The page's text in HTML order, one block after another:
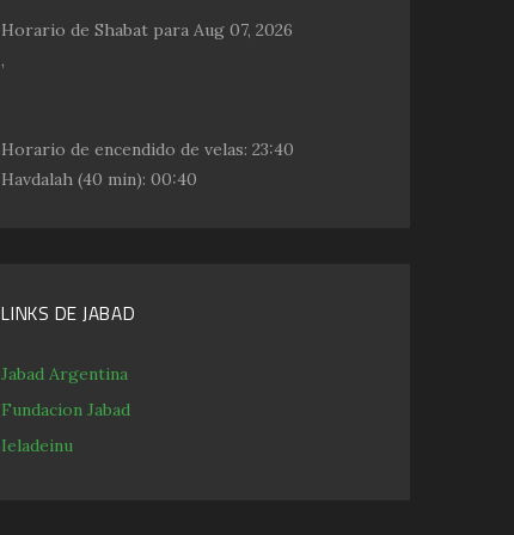
Horario de Shabat para Aug 07, 2026
,
Horario de encendido de velas: 23:40
Havdalah (40 min): 00:40
LINKS DE JABAD
Jabad Argentina
Fundacion Jabad
Ieladeinu